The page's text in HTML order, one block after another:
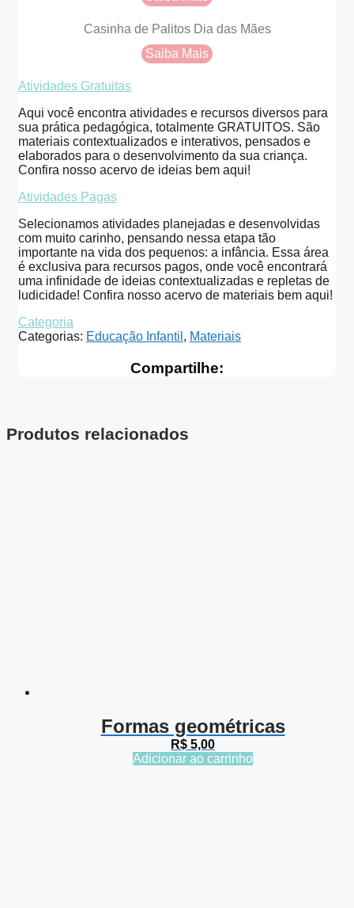
Casinha de Palitos Dia das Mães
Saiba Mais
Atividades Gratuitas
Aqui você encontra atividades e recursos diversos para
sua prática pedagógica, totalmente GRATUITOS. São
materiais contextualizados e interativos, pensados e
elaborados para o desenvolvimento da sua criança.
Confira nosso acervo de ideias bem aqui!
Atividades Pagas
Selecionamos atividades planejadas e desenvolvidas
com muito carinho, pensando nessa etapa tão
importante na vida dos pequenos: a infância. Essa área
é exclusiva para recursos pagos, onde você encontrará
uma infinidade de ideias contextualizadas e repletas de
ludicidade! Confira nosso acervo de materiais bem aqui!
Categoria
Categorias: Educação Infantil , Materiais
Compartilhe:
Produtos relacionados
Formas geométricas
R$ 5,00
Adicionar ao carrinho